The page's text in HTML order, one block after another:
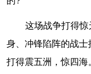
这场战争打得
身、冲锋陷阵的战
打得震五洲，惊四